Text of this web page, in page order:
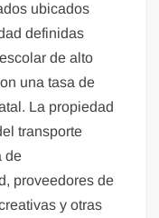
ubicados
definidas
de alto
una tasa de
La propiedad
transporte
de
proveedores de
y otras